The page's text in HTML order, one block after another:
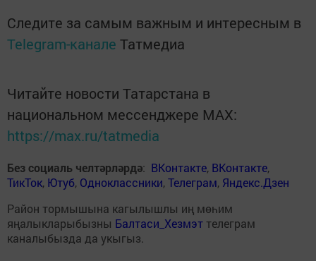
Следите за самым важным и интересным в
Telegram-канале Татмедиа
Читайте новости Татарстана в
национальном мессенджере MАХ:
https://max.ru/tatmedia
Без социаль челтәрләрдә: ВКонтакте, ВКонтакте,
ТикТок, Ютуб, Одноклассники,Телеграм, Яндекс.Дзен
Район тормышына кагылышлы иң мөһим
яңалыкларыбызны Балтаси_Хезмэт телеграм
каналыбызда да укыгыз.